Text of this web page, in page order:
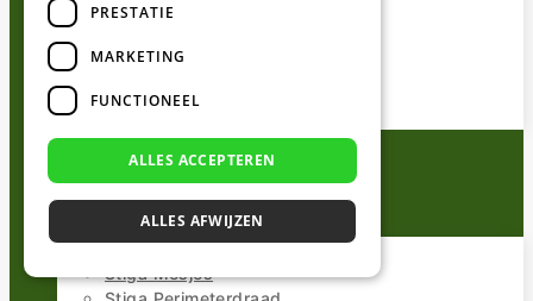
Parkside Kabeltesters
Parkside Reparatie sets
Parkside Draadpennen
Alles voor Stiga
Stiga Mesjes
PRESTATIE
MARKETING
FUNCTIONEEL
ALLES ACCEPTEREN
ALLES AFWIJZEN